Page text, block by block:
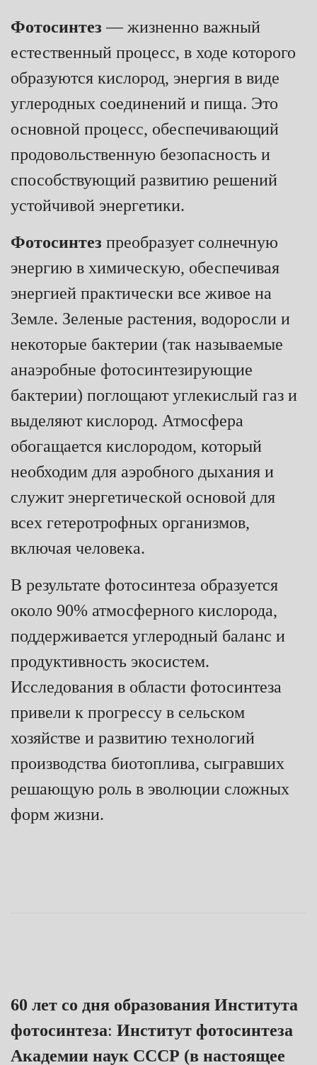
Фотосинтез — жизненно важный
естественный процесс, в ходе которого
образуются кислород, энергия в виде
углеродных соединений и пища. Это
основной процесс, обеспечивающий
продовольственную безопасность и
способствующий развитию решений
устойчивой энергетики.
Фотосинтез преобразует солнечную
энергию в химическую, обеспечивая
энергией практически все живое на
Земле. Зеленые растения, водоросли и
некоторые бактерии (так называемые
анаэробные фотосинтезирующие
бактерии) поглощают углекислый газ и
выделяют кислород. Атмосфера
обогащается кислородом, который
необходим для аэробного дыхания и
служит энергетической основой для
всех гетеротрофных организмов,
включая человека.
В результате фотосинтеза образуется
около 90% атмосферного кислорода,
поддерживается углеродный баланс и
продуктивность экосистем.
Исследования в области фотосинтеза
привели к прогрессу в сельском
хозяйстве и развитию технологий
производства биотоплива, сыгравших
решающую роль в эволюции сложных
форм жизни.
60 лет со дня образования Института
фотосинтеза: Институт фотосинтеза
Академии наук СССР (в настоящее